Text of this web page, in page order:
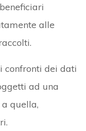
alle
confronti dei dati
ad una
quella,